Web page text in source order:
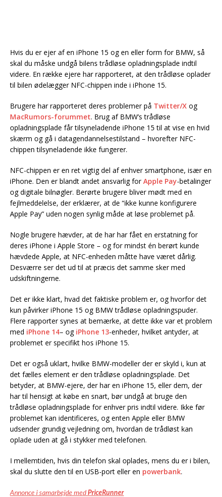
Hvis du er ejer af en iPhone 15 og en eller form for BMW, så
skal du måske undgå bilens trådløse opladningsplade indtil
videre. En række ejere har rapporteret, at den trådløse oplader
til bilen ødelægger NFC-chippen inde i iPhone 15.
Brugere har rapporteret deres problemer på Twitter/X og
MacRumors-forummet. Brug af BMW’s trådløse
opladningsplade får tilsyneladende iPhone 15 til at vise en hvid
skærm og gå i datagendannelsestilstand – hvorefter NFC-
chippen tilsyneladende ikke fungerer.
NFC-chippen er en ret vigtig del af enhver smartphone, især en
iPhone. Den er blandt andet ansvarlig forApple Pay-betalinger
og digitale bilnøgler. Berørte brugere bliver mødt med en
fejlmeddelelse, der erklærer, at de “ikke kunne konfigurere
Apple Pay” uden nogen synlig måde at løse problemet på.
Nogle brugere hævder, at de har har fået en erstatning for
deres iPhone i Apple Store – og for mindst én berørt kunde
hævdede Apple, at NFC-enheden måtte have været dårlig.
Desværre ser det ud til at præcis det samme sker med
udskiftningerne.
Det er ikke klart, hvad det faktiske problem er, og hvorfor det
kun påvirker iPhone 15 og BMW trådløse opladningspuder.
Flere rapporter synes at bemærke, at dette ikke var et problem
med iPhone 14– og iPhone 13-enheder, hvilket antyder, at
problemet er specifikt hos iPhone 15.
Det er også uklart, hvilke BMW-modeller der er skyld i, kun at
det fælles element er den trådløse opladningsplade. Det
betyder, at BMW-ejere, der har en iPhone 15, eller dem, der
har til hensigt at købe en snart, bør undgå at bruge den
trådløse opladningsplade for enhver pris indtil videre. Ikke før
problemet kan identificeres, og enten Apple eller BMW
udsender grundig vejledning om, hvordan de trådløst kan
oplade uden at gå i stykker med telefonen.
I mellemtiden, hvis din telefon skal oplades, mens du er i bilen,
skal du slutte den til en USB-port eller en powerbank.
Annonce i samarbejde med PriceRunner